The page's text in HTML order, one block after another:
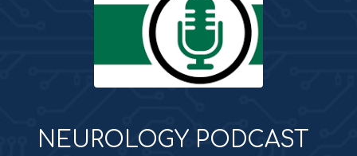
NEUROLOGY PODCAST